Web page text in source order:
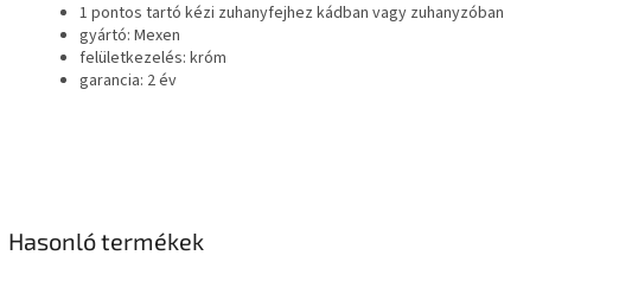
1 pontos tartó kézi zuhanyfejhez kádban vagy zuhanyzóban
gyártó: Mexen
felületkezelés: króm
garancia: 2 év
Hasonló termékek